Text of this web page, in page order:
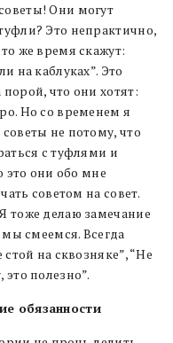
Они могут
Это непрактично,
же время скажут:
на каблуках”. Это
что они хотят:
Но со временем я
не потому, что
с туфлями и
это они обо мне
советом на совет.
тоже делаю замечание
мы смеемся. Всегда
на сквозняке”, “Не
полезно”.
обязанности